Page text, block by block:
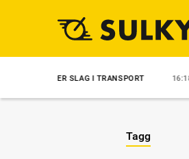
EFTER SLAG I TRANSPORT 16:18
Tagg